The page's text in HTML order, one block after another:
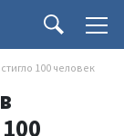
100 человек